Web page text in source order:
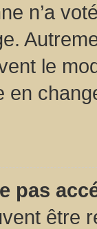
n’a
le
en
pas
être